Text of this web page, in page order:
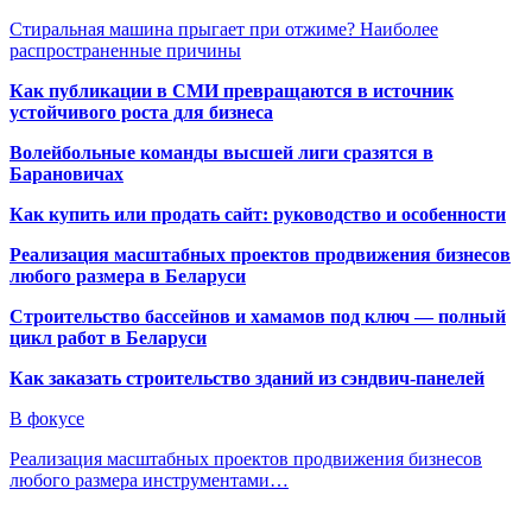
Стиральная машина прыгает при отжиме? Наиболее
распространенные причины
Как публикации в СМИ превращаются в источник
устойчивого роста для бизнеса
Волейбольные команды высшей лиги сразятся в
Барановичах
Как купить или продать сайт: руководство и особенности
Реализация масштабных проектов продвижения бизнесов
любого размера в Беларуси
Строительство бассейнов и хамамов под ключ — полный
цикл работ в Беларуси
Как заказать строительство зданий из сэндвич-панелей
В фокусе
Реализация масштабных проектов продвижения бизнесов
любого размера инструментами…